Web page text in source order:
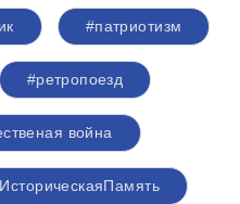
#патриотизм
#ретропоезд
война